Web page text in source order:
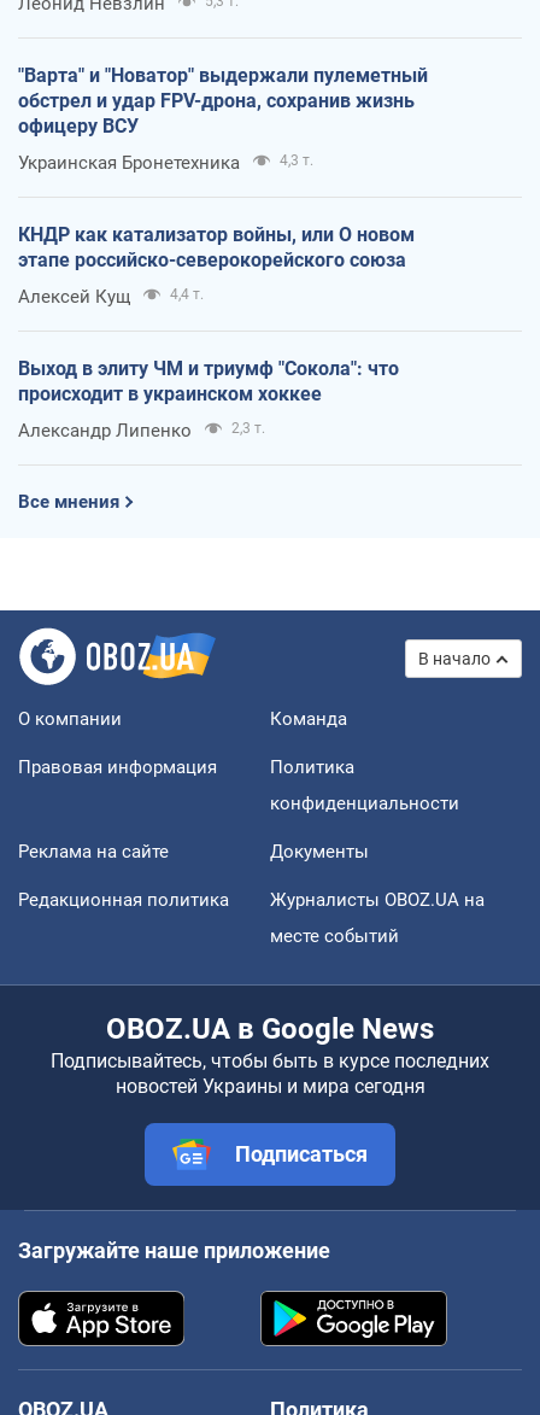
"Варта" и "Новатор" выдержали пулеметный
обстрел и удар FPV-дрона, сохранив жизнь
офицеру ВСУ
Украинская Бронетехника 4,3 т.
КНДР как катализатор войны, или О новом
этапе российско-северокорейского союза
Алексей Кущ 4,4 т.
Выход в элиту ЧМ и триумф "Сокола": что
происходит в украинском хоккее
Александр Липенко 2,3 т.
Все мнения
В начало
О компании Команда
Правовая информация
Политика
конфиденциальности
Реклама на сайте Документы
Редакционная политика
Журналисты OBOZ.UA на
месте событий
OBOZ.UA в Google News
Подписывайтесь, чтобы быть в курсе последних
новостей Украины и мира сегодня
Подписаться
Загружайте наше приложение